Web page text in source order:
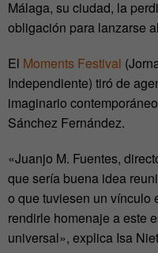
Málaga, su ciudad, la
obligación para lanzarse
El Moments Festival
Independiente) tiró de
imaginario
Sánchez Fernández.
«Juanjo M. Fuentes,
que sería buena idea
o que tuviesen un vínculo
rendirle homenaje a este
universal», explica Isa